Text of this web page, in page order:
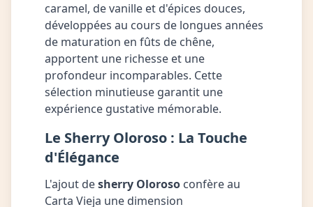
caramel, de vanille et d'épices douces,
développées au cours de longues années
de maturation en fûts de chêne,
apportent une richesse et une
profondeur incomparables. Cette
sélection minutieuse garantit une
expérience gustative mémorable.
Le Sherry Oloroso : La Touche
d'Élégance
L'ajout desherry Oloroso confère au
Carta Vieja une dimension